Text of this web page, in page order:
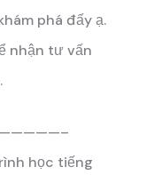
phá đấy ạ.
nhận tư vấn
học tiếng